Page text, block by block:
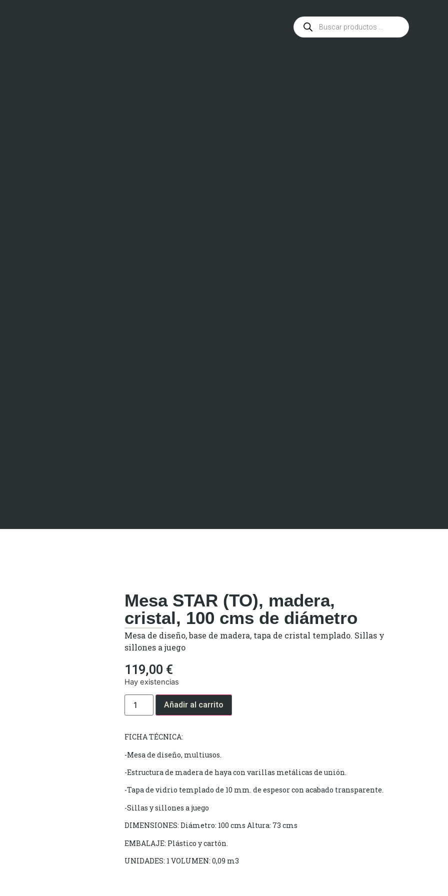
Mesa STAR (TO), madera,
cristal, 100 cms de diámetro
Mesa de diseño, base de madera, tapa de cristal templado. Sillas y
sillones a juego
119,00 €
Hay existencias
Añadir al carrito
FICHA TÉCNICA:
-Mesa de diseño, multiusos.
-Estructura de madera de haya con varillas metálicas de unión.
-Tapa de vidrio templado de 10 mm. de espesor con acabado transparente.
-Sillas y sillones a juego
DIMENSIONES: Diámetro: 100 cms Altura: 73 cms
EMBALAJE: Plástico y cartón.
UNIDADES: 1 VOLUMEN: 0,09 m3